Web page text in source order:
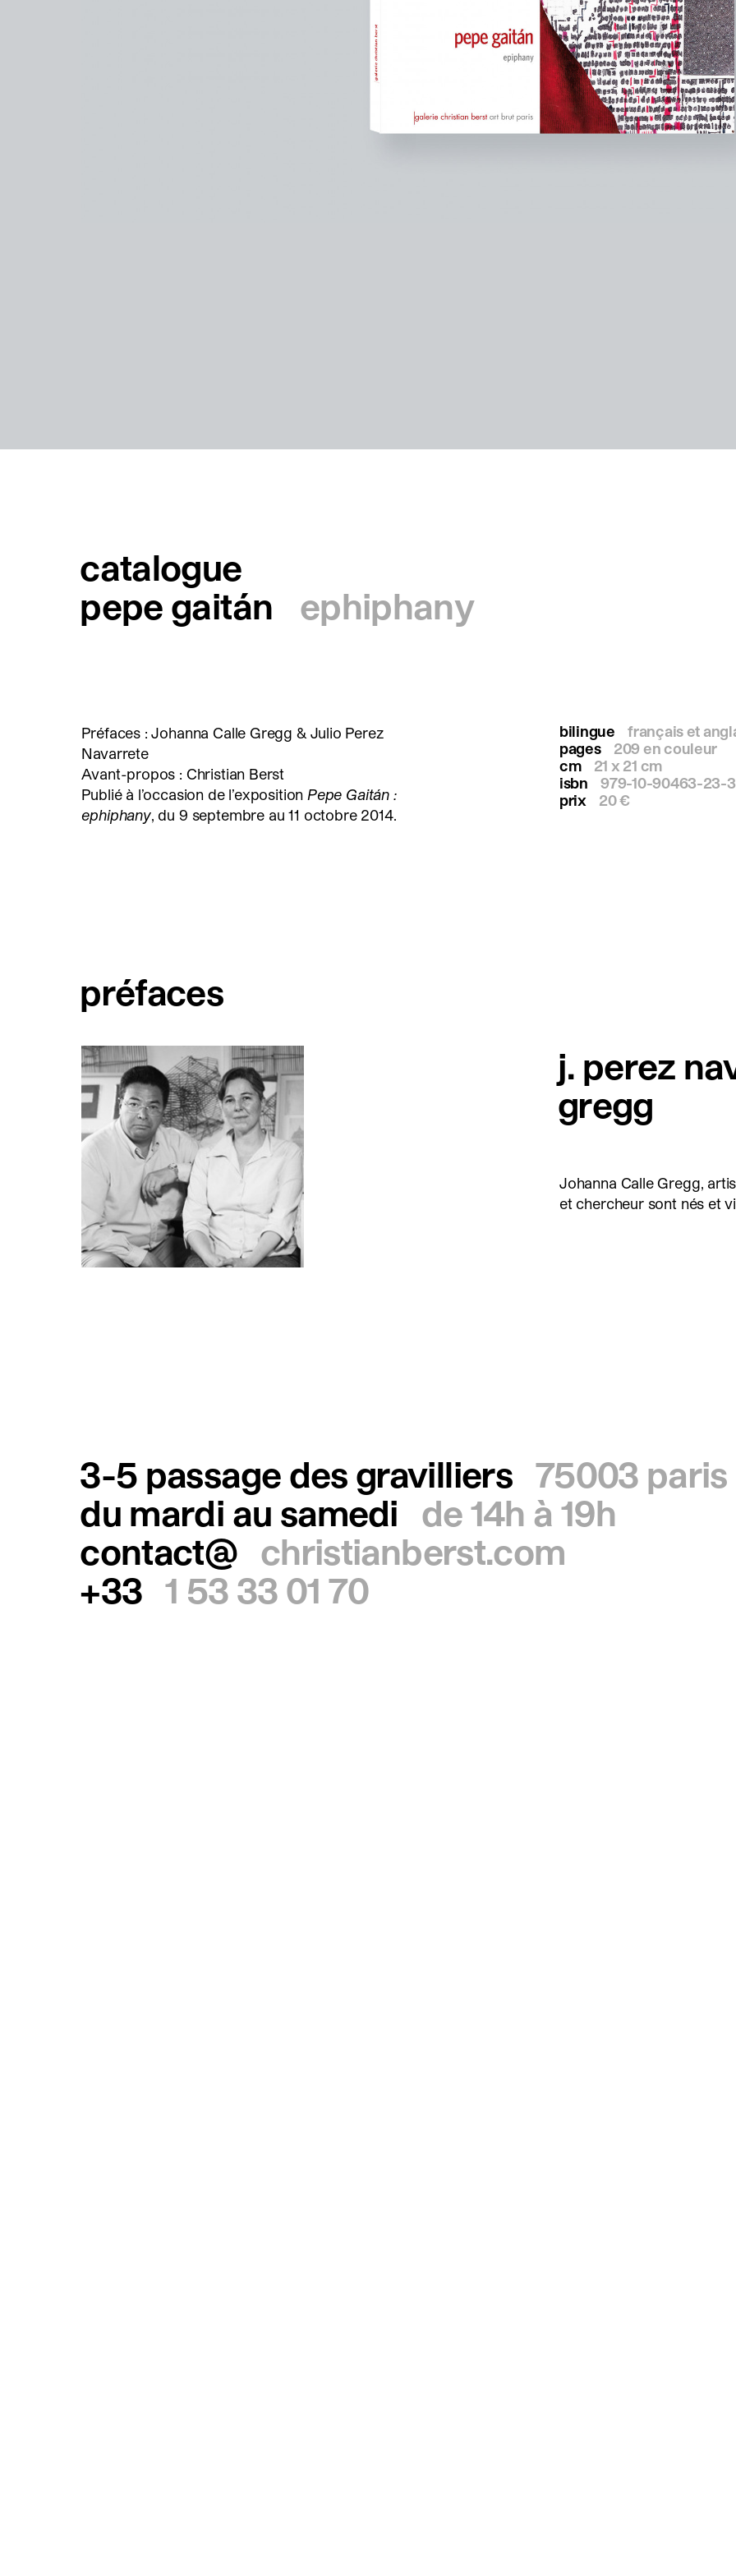
instagram facebook twitter
catalogue
pepe gaitán
ephiphany
Préfaces : Johanna Calle Gregg & Julio Perez
Navarrete
Avant-propos : Christian Berst
Publié à l’occasion de l’exposition Pepe Gaitán :
ephiphany, du 9 septembre au 11 octobre 2014.
bilingue
français et
pages
209 en couleur
cm
21 x 21 cm
isbn
979-10-90463-23-3
prix
20 €
préfaces
j. perez
gregg
Johanna Calle Gregg,
et chercheur sont nés et
3-5 passage des gravilliers 75003 paris
du mardi au samedi
de 14h à 19h
contact@ christianberst.com
+33 1 53 33 01 70